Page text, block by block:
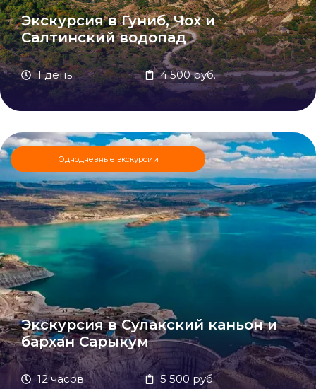
Экскурсия в Гуниб, Чох и
Салтинский водопад
1 день 4 500 руб.
Однодневные экскурсии
Экскурсия в Сулакский каньон и
бархан Сарыкум
12 часов 5 500 руб.